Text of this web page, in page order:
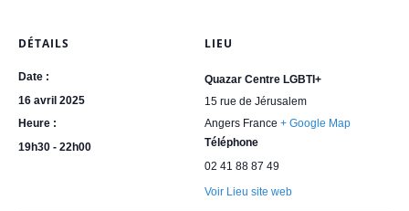
DÉTAILS
Date :
16 avril 2025
Heure :
19h30 - 22h00
LIEU
Quazar Centre LGBTI+
15 rue de Jérusalem
Angers France + Google Map
Téléphone
02 41 88 87 49
Voir Lieu site web